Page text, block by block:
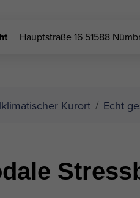
Hauptstraße 16 51588
Kurort Echt